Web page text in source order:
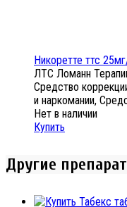
Никоретте ттс
ЛТС Ломанн
Средство
и наркомании,
Нет в наличии
Купить
Другие